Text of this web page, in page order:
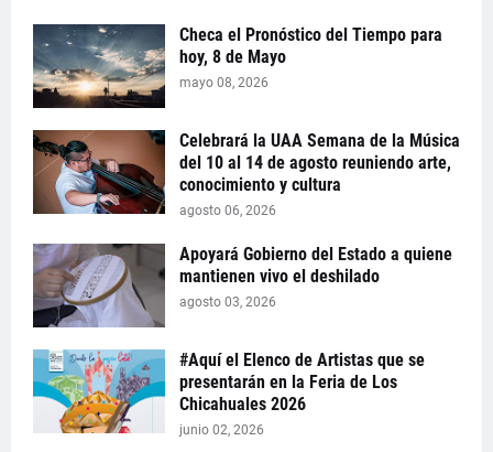
Checa el Pronóstico del Tiempo para
hoy, 8 de Mayo
mayo 08, 2026
Celebrará la UAA Semana de la Música
del 10 al 14 de agosto reuniendo arte,
conocimiento y cultura
agosto 06, 2026
Apoyará Gobierno del Estado a quiene
mantienen vivo el deshilado
agosto 03, 2026
#Aquí el Elenco de Artistas que se
presentarán en la Feria de Los
Chicahuales 2026
junio 02, 2026